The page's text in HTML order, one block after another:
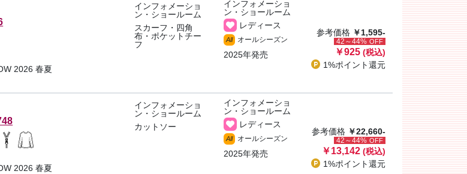
2026 春夏
インフォメーショ
ン・ショールーム
スカーフ・四角
布・ポケットチー
フ
インフォメーショ
ン・ショールーム
レディース
All オールシーズン
2025年発売
参考価格 ￥1,595-
42～44% OFF
￥925 (税込)
1%ポイント還元
2026 春夏
インフォメーショ
ン・ショールーム
カットソー
インフォメーショ
ン・ショールーム
レディース
All オールシーズン
2025年発売
参考価格 ￥22,660-
42～44% OFF
￥13,142 (税込)
1%ポイント還元